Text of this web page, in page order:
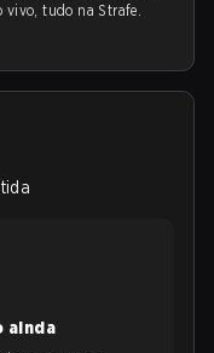
vivo, tudo na Strafe.
ainda